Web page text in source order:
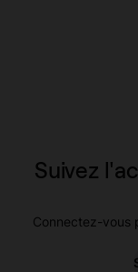
Suivez
Connectez-vous